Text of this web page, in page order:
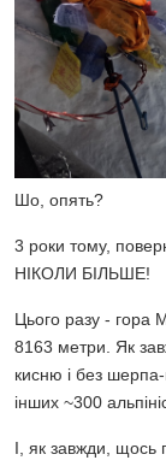
Шо, опять?
3 роки тому,
НІКОЛИ БІЛЬШЕ!
Цього разу - гора
8163 метри. Як
кисню і без
інших ~300
І, як завжди, щось